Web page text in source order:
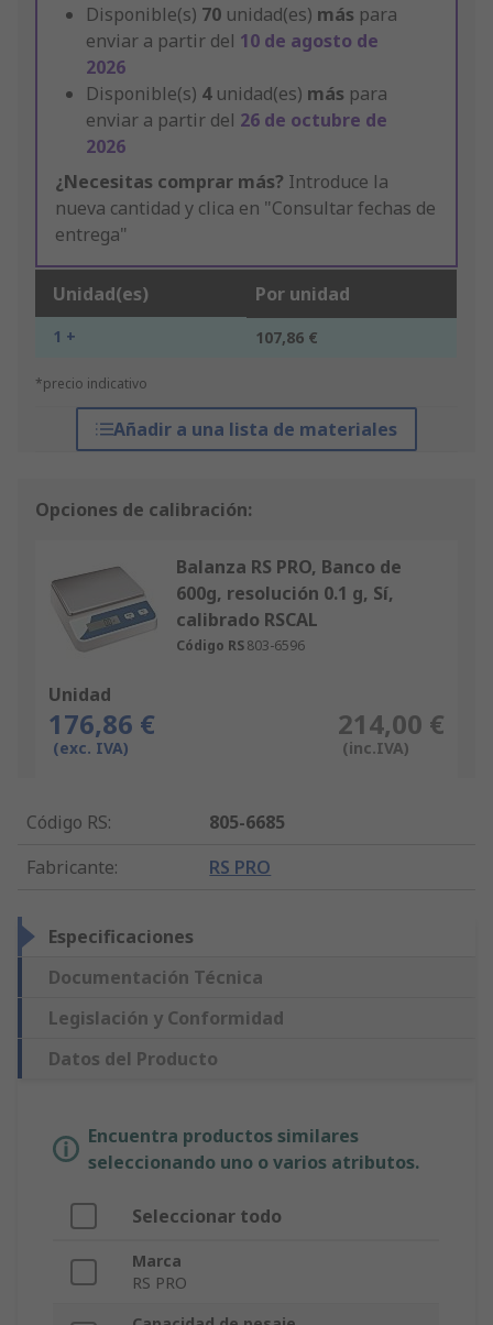
Disponible(s) 70 unidad(es) más para
enviar a partir del 10 de agosto de
2026
Disponible(s) 4 unidad(es) más para
enviar a partir del 26 de octubre de
2026
¿Necesitas comprar más? Introduce la
nueva cantidad y clica en "Consultar fechas de
entrega"
Unidad(es) Por unidad
1 + 107,86 €
*precio indicativo
Añadir a una lista de materiales
Opciones de calibración:
Balanza RS PRO, Banco de
600g, resolución 0.1 g, Sí,
calibrado RSCAL
Código RS803-6596
Unidad
176,86 €
(exc. IVA)
214,00 €
(inc.IVA)
Código RS:
805-6685
Fabricante: RS PRO
Especificaciones
Documentación Técnica
Legislación y Conformidad
Datos del Producto
Encuentra productos similares
seleccionando uno o varios atributos.
Seleccionar todo
Marca
RS PRO